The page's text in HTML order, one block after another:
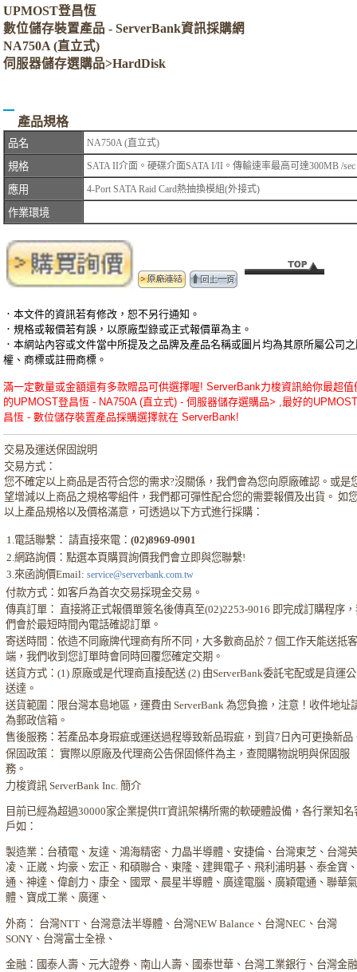
UPMOST登昌恆
數位儲存裝置產品 - ServerBank資訊採購網
NA750A (直立式)
伺服器儲存選購品>HardDisk
產品規格
品名 NA750A (直立式)
規格 SATA II介面。硬碟介面SATA I/II。傳輸速率最高可達300MB /
應用 4-Port SATA Raid Card熱抽換模組(外接式)
作業環境
．本文件的資訊若有修改，恕不另行通知。
．規格或報價若有誤，以原廠型錄或正式報價單為主。
．本網站內容或文件當中所提及之品牌及產品名稱或圖片均為其原所屬公司
權、商標或註冊商標。
滿一定數量或金額還有多款贈品可供選擇喔! ServerBank力梭資訊給你最超值
的UPMOST登昌恆 - NA750A (直立式) - 伺服器儲存選購品> ,最好的
昌恆 - 數位儲存裝置產品採購選擇就在 ServerBank!
交易及運送保固說明
交易方式：
您不確定以上商品是否符合您的需求?沒關係，我們會為您向原廠確認。或是
望增減以上商品之規格零組件，我們都可彈性配合您的需要報價及出貨。 如
以上產品規格以及價格滿意，可透過以下方式進行採購：
1.電話聯繫： 請直接來電：(02)8969-0901
2.網路詢價：點選本頁購買詢價我們會立即與您聯繫!
3.來函詢價Email: service@serverbank.com.tw
付款方式：如客戶為首次交易採現金交易。
傳真訂單： 直接將正式報價單簽名後傳真至(02)2253-9016 即完成訂購程序
們會於最短時間內電話確認訂單。
寄送時間：依造不同廠牌代理商有所不同，大多數商品於 7 個工作天能送抵
端，我們收到您訂單時會同時回覆您確定交期。
送貨方式：(1) 原廠或是代理商直接配送 (2) 由ServerBank委託宅配或是貨運
送達。
送貨範圍：限台灣本島地區，運費由 ServerBank 為您負擔，注意！收件地址
為郵政信箱。
售後服務：若產品本身瑕疵或運送過程導致新品瑕疵，到貨7日內可更換新品
保固政策： 實際以原廠及代理商公告保固條件為主，查閱購物說明與保固服
務。
力梭資訊 ServerBank Inc. 簡介
目前已經為超過30000家企業提供IT資訊架構所需的軟硬體設備，各行業知名
戶如：
製造業：台積電、友達、鴻海精密、力晶半導體、安捷倫、台灣東芝、台灣
凌、正崴、均豪、宏正、和碩聯合、東隆、建興電子、飛利浦明碁、泰金寶
通、神達、偉創力、康全、國眾、晨星半導體、廣達電腦、廣穎電通、聯華
體、寶成工業、廣運、
外商： 台灣NTT、台灣意法半導體、台灣NEW Balance、台灣NEC、台灣
SONY、台灣富士全祿、
金融：國泰人壽、元大證券、南山人壽、國泰世華、台灣工業銀行、台灣金